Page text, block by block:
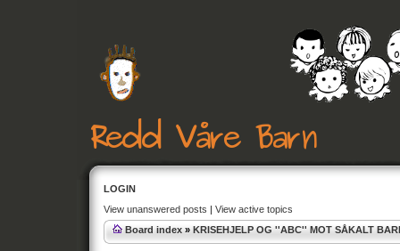
LOGIN
View unanswered posts | View active topics
Board index » KRISEHJELP OG ''ABC'' MOT SÅKALT